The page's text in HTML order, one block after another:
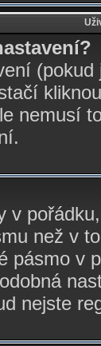
nemusí
v
než v
pásmo v
nejste